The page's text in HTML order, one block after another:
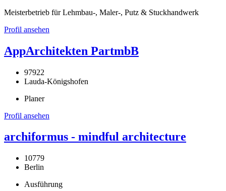
Meisterbetrieb für Lehmbau-, Maler-, Putz & Stuckhandwerk
Profil ansehen
AppArchitekten PartmbB
97922
Lauda-Königshofen
Planer
Profil ansehen
archiformus - mindful architecture
10779
Berlin
Ausführung